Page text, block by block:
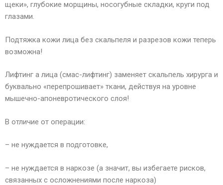
щеки», глубокие морщины, носогубные складки, круги под
глазами.
Подтяжка кожи лица без скальпеля и разрезов кожи теперь
возможна!
Лифтинг а лица (смас-лифтинг) заменяет скальпель хирурга и
буквально «перепрошивает» ткани, действуя на уровне
мышечно-апоневротического слоя!
В отличие от операции:
– не нуждается в подготовке,
– не нуждается в наркозе (а значит, вы избегаете рисков,
связанных с осложнениями после наркоза)